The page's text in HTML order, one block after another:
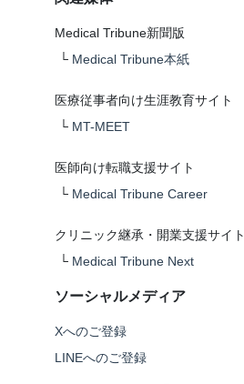
Medical Tribune新聞版
└ Medical Tribune本紙
医療従事者向け生涯教育サイト
└ MT-MEET
医師向け転職支援サイト
└ Medical Tribune Career
クリニック継承・開業支援サイト
└ Medical Tribune Next
ソーシャルメディア
Xへのご登録
LINEへのご登録